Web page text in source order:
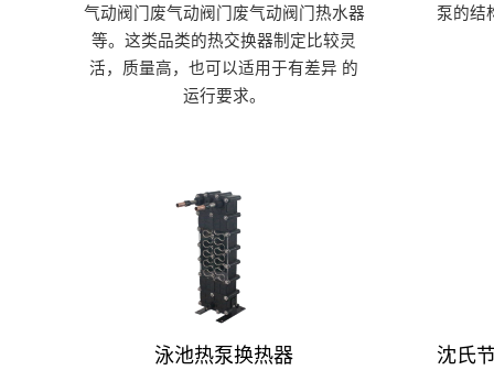
气动阀门废气动阀门废气动阀门热水器
等。这类品类的热交换器制定比较灵
活，质量高，也可以适用于有差异 的
运行要求。
泵的结
泳池热泵换热器 沈氏